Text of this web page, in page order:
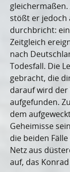
stößt er jedoch
durchbricht:
Zeitgleich
nach
Todesfall. Die
gebracht, die
darauf wird
aufgefunden.
dem
Geheimisse
die beiden
Netz aus
auf, das